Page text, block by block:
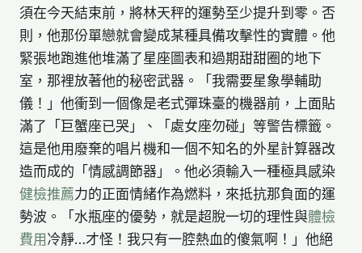
須在今天結束前，將林天秤的運勢至少提升到零。否
則，他那份單戀就會變成某種具備攻擊性的實體。他
緊張地跑進他堆滿了星座圖表和過期甜甜圈的地下
室，那裡放著他的秘密武器。「我需要星象學輔助
儀！」他衝到一個像是老式彈珠臺的機器前，上面貼
滿了「巨蟹座已哭」、「處女座勿碰」等警告標籤。
這是他用廢棄的唱片機和一個不知名的外星計算器改
造而成的「情感調節器」。他必須輸入一種極具感染
健檢推薦力的正面情緒作為燃料，來抵抗那負面的運
勢波。「水瓶座的優勢，就是超脫一切的理性與體檢
費用 冷靜…才怪！我只有一腔熱血的傻氣啊！」他絕